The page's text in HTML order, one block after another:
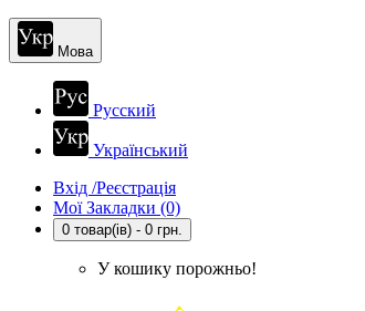
Мова
Русский
Український
Вхід /Реєстрація
Мої Закладки (0)
0 товар(ів) - 0 грн.
У кошику порожньо!